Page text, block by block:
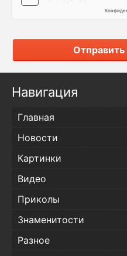
Навигация
Главная
Новости
Картинки
Видео
Приколы
Знаменитости
Разное